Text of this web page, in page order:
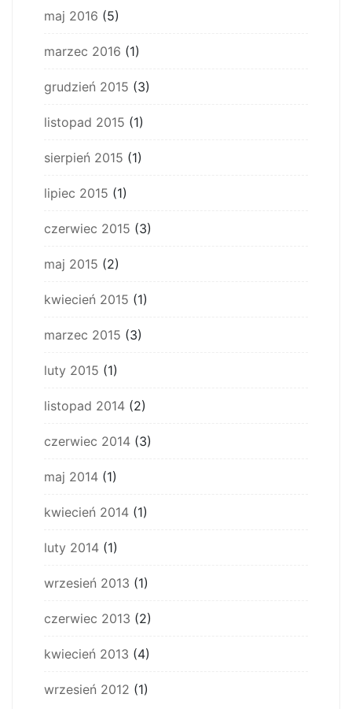
maj 2016 (5)
marzec 2016 (1)
grudzień 2015 (3)
listopad 2015 (1)
sierpień 2015 (1)
lipiec 2015 (1)
czerwiec 2015 (3)
maj 2015 (2)
kwiecień 2015 (1)
marzec 2015 (3)
luty 2015 (1)
listopad 2014 (2)
czerwiec 2014 (3)
maj 2014 (1)
kwiecień 2014 (1)
luty 2014 (1)
wrzesień 2013 (1)
czerwiec 2013 (2)
kwiecień 2013 (4)
wrzesień 2012 (1)